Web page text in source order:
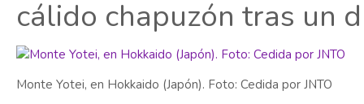
cálido chapuzón tras un
Monte Yotei, en Hokkaido (Japón). Foto: Cedida por JNTO